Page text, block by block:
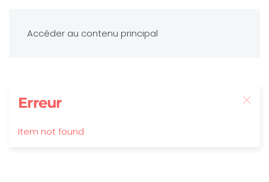
Accéder au contenu principal
Erreur
Item not found